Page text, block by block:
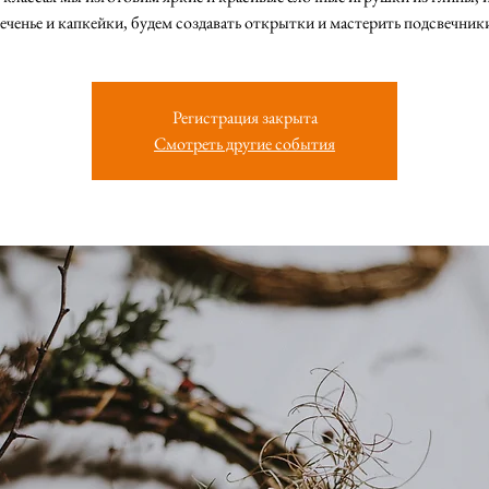
и капкейки, будем создавать открытки и мастерить
Регистрация закрыта
Смотреть другие события